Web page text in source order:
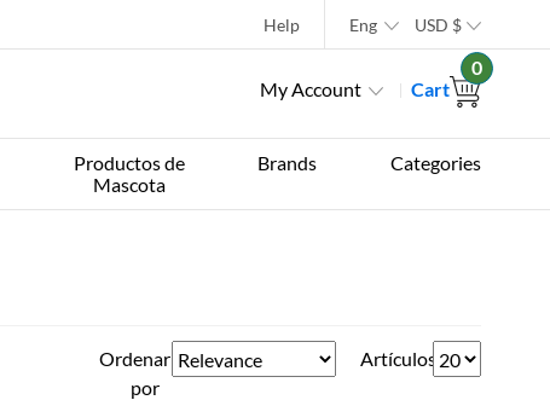
Help Eng USD $
My Account Cart
0
Productos de
Mascota
Brands Categories
Ordenar
por
Artículos